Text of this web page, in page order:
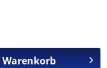
Warenkorb